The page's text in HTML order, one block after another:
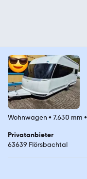
Wohnwagen • 7.630 mm •
Privatanbieter
63639 Flörsbachtal